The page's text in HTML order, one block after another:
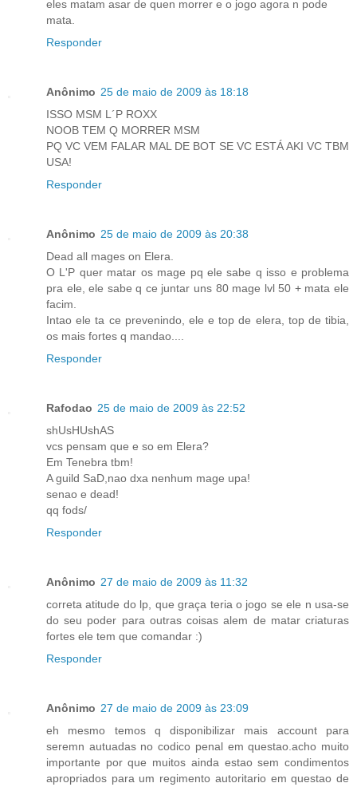
eles matam asar de quen morrer e o jogo agora n pode
mata.
Responder
Anônimo 25 de maio de 2009 às 18:18
ISSO MSM L´P ROXX
NOOB TEM Q MORRER MSM
PQ VC VEM FALAR MAL DE BOT SE VC ESTÁ AKI VC TBM
USA!
Responder
Anônimo 25 de maio de 2009 às 20:38
Dead all mages on Elera.
O L'P quer matar os mage pq ele sabe q isso e problema
pra ele, ele sabe q ce juntar uns 80 mage lvl 50 + mata ele
facim.
Intao ele ta ce prevenindo, ele e top de elera, top de tibia,
os mais fortes q mandao....
Responder
Rafodao 25 de maio de 2009 às 22:52
shUsHUshAS
vcs pensam que e so em Elera?
Em Tenebra tbm!
A guild SaD,nao dxa nenhum mage upa!
senao e dead!
qq fods/
Responder
Anônimo 27 de maio de 2009 às 11:32
correta atitude do lp, que graça teria o jogo se ele n usa-se
do seu poder para outras coisas alem de matar criaturas
fortes ele tem que comandar :)
Responder
Anônimo 27 de maio de 2009 às 23:09
eh mesmo temos q disponibilizar mais account para
seremn autuadas no codico penal em questao.acho muito
importante por que muitos ainda estao sem condimentos
apropriados para um regimento autoritario em questao de